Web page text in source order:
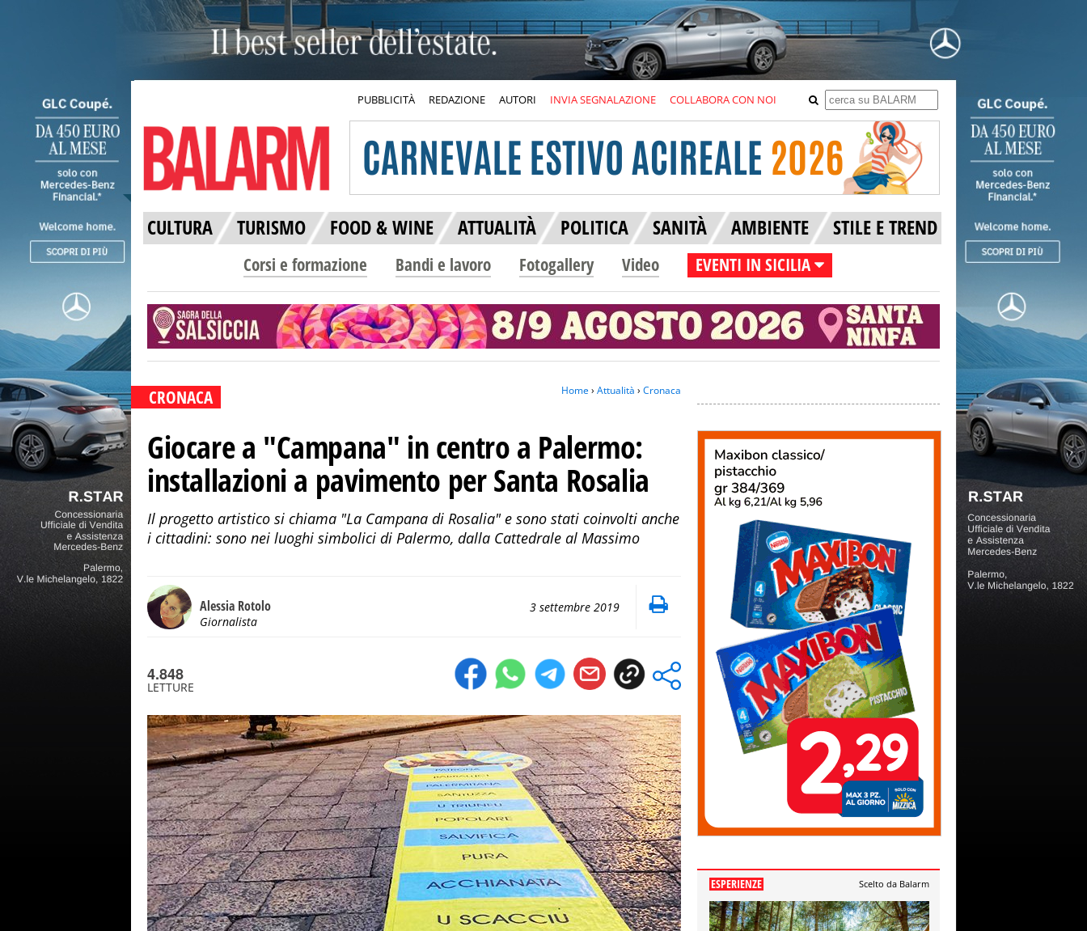
PUBBLICITÀ REDAZIONE AUTORI INVIA SEGNALAZIONE COLLABORA CON NOI
CULTURA TURISMO FOOD & WINE ATTUALITÀ POLITICA SANITÀ AMBIENTE STILE E TREND
Corsi e formazione Bandi e lavoro Fotogallery Video EVENTI IN SICILIA
CRONACA Home› Attualità › Cronaca
Giocare a "Campana" in centro a Palermo:
installazioni a pavimento per Santa Rosalia
Il progetto artistico si chiama "La Campana di Rosalia" e sono stati coinvolti anche
i cittadini: sono nei luoghi simbolici di Palermo, dalla Cattedrale al Massimo
Alessia Rotolo
Giornalista
3 settembre 2019
4.848
LETTURE
ESPERIENZE Scelto da Balarm